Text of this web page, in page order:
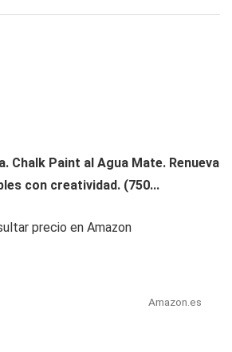
Chalk Paint al Agua Mate. Renueva
con creatividad. (750...
precio en Amazon
Amazon.es